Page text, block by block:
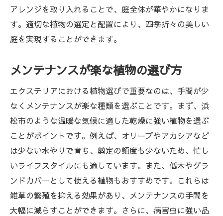
庭の構造に合わせた植物配置
常緑樹と季節の花の組み合わせ
自然素材を取り入れたエクステリアデザイ
植物の成長を見越した配置計画
エクステリアに重要な視覚効果を持つ植物
エクステリア植物の選び方：浜松市で人気の種
とは
浜松市で人気の花木
地元の植物で庭を彩る
エクステリアに取り入れたい草花
庭に最適な観葉植物の紹介
浜松市の庭で育てやすい植物
アレンジを取り入れることで、庭全体が華やかになりま
す。適切な植物の選定と配置により、四季折々の美しい
庭を実現することができます。
メンテナンスが楽な植物の選び方
エクステリアにおける植物選びで重要なのは、手間が少
なくメンテナンスが楽な種類を選ぶことです。まず、浜
松市のような温暖な気候に適した乾燥に強い植物を選ぶ
ことがポイントです。例えば、オリーブやアカシアなど
は少ない水やりで育ち、剪定の頻度も少ないため、忙し
いライフスタイルにも適しています。また、低木やグラ
ンドカバーとして使える植物もおすすめです。これらは
雑草の繁殖を抑える効果があり、メンテナンスの手間を
大幅に減らすことができます。さらに、病害虫に強い品